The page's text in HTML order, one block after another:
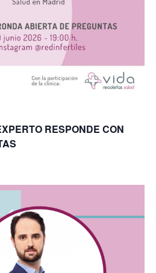
RESPONDE CON